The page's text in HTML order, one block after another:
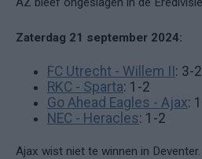
Zaterdag 21 september 2024:
FC Utrecht - Willem II: 3-2
RKC - Sparta: 1-2
Go Ahead Eagles - Ajax:
NEC - Heracles: 1-2
Ajax wist niet te winnen in Deventer.